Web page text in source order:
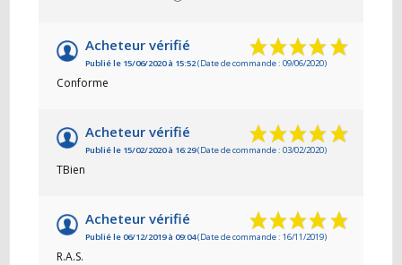
Acheteur vérifié
Publié le 15/06/2020 à 15:52(Date de commande : 09/06/2020)
Conforme
Acheteur vérifié
Publié le 15/02/2020 à 16:29(Date de commande : 03/02/2020)
TBien
Acheteur vérifié
Publié le 06/12/2019 à 09:04(Date de commande : 16/11/2019)
R.A.S.